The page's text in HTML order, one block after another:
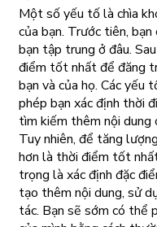
Một số yếu tố là chìa
của bạn. Trước tiên,
bạn tập trung ở đâu.
điểm tốt nhất để đăng
bạn và của họ. Các yếu
phép bạn xác định thời
tìm kiếm thêm nội dung
Tuy nhiên, để tăng
hơn là thời điểm tốt
trọng là xác định đặc
tạo thêm nội dung, sử
tác. Bạn sẽ sớm có thể